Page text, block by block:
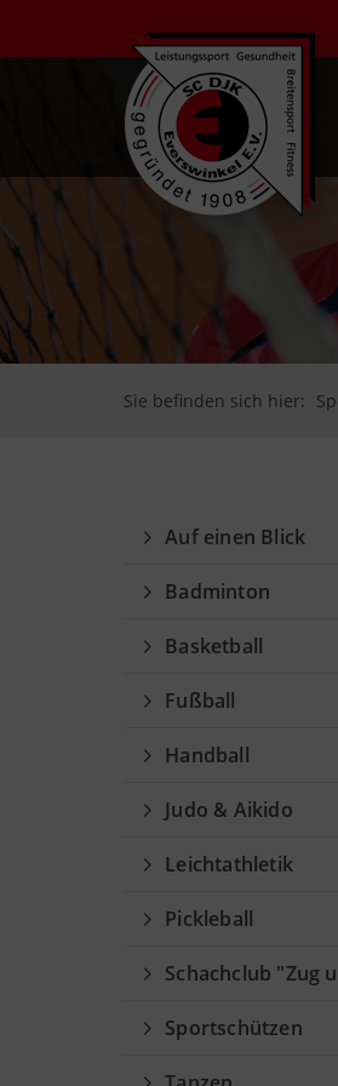
Sie befinden sich hier:
Auf einen Blick
Badminton
Basketball
Fußball
Handball
Judo & Aikido
Leichtathletik
Pickleball
Schachclub "Zug
Sportschützen